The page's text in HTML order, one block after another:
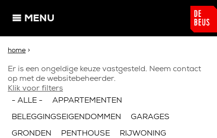
MENU
U bent hier
home >
Foutmelding
Er is een ongeldige keuze vastgesteld. Neem contact
op met de websitebeheerder.
Klik voor filters
- ALLE -
APPARTEMENTEN
BELEGGINGSEIGENDOMMEN GARAGES
GRONDEN PENTHOUSE RIJWONING